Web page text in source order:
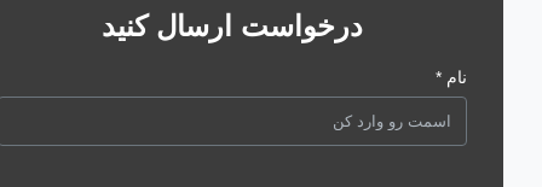
درخواست ارسال کنید